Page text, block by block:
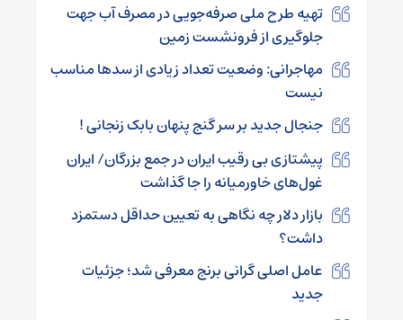
تهیه طرح ملی صرفه‌جویی در مصرف آب جهت
جلوگیری از فرونشست زمین
مهاجرانی: وضعیت تعداد زیادی از سدها مناسب
نیست
جنجال جدید بر سر گنج پنهان بابک زنجانی !
پیشتازی بی رقیب ایران در جمع بزرگان/ ایران
غول‌های خاورمیانه را جا گذاشت
بازار دلار چه نگاهی به تعیین حداقل دستمزد
داشت؟
عامل اصلی گرانی برنج معرفی شد؛ جزئیات
جدید